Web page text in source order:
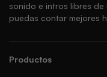
sonido e intros libres de
puedas contar mejores
Productos